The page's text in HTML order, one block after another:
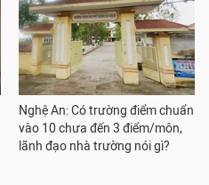
Nghệ An: Có trường điểm chuẩn
vào 10 chưa đến 3 điểm/môn,
lãnh đạo nhà trường nói gì?